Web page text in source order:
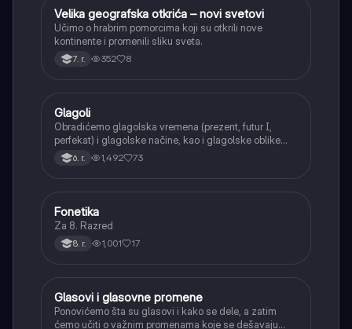
Istorija
Velika geografska otkrića – novi svetovi
Učimo o hrabrim pomorcima koji su otkrili nove
kontinente i promenili sliku sveta.
7. r. 352 8
Srpski jezik
Glagoli
Obradićemo glagolska vremena (prezent, futur I,
perfekat) i glagolske načine, kao i glagolske oblike
(infinitiv, glagolski pridevi i prilozi) i glagolski vid
(svršeni i nesvršeni).
6. r. 1,492 73
Srpski jezik
Fonetika
Za 8. Razred
8. r. 1,001 17
Srpski jezik
Glasovi i glasovne promene
Ponovićemo šta su glasovi i kako se dele, a zatim
ćemo učiti o važnim promenama koje se dešavaju